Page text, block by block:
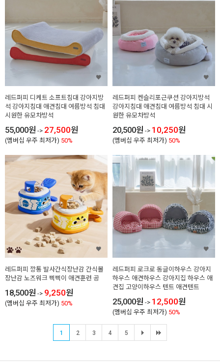
레드퍼피 디케트 소프트침대 강아지방
석 강아지침대 애견침대 여름방석 침대
시원한 유모차방석
55,000원 -> 27,500원
(멤버십 우주 최저가) 50%
레드퍼피 켄슬리포근쿠션 강아지방석
강아지침대 애견침대 여름방석 침대 시
원한 유모차방석
20,500원 -> 10,250원
(멤버십 우주 최저가) 50%
레드퍼피 깡통 발사간식장난감 간식볼
장난감 노즈워크 삑삑이 애견훈련 공
18,500원 -> 9,250원
(멤버십 우주 최저가) 50%
레드퍼피 로크로 동글이하우스 강아지
하우스 애견하우스 강아지집 하우스 애
견집 고양이하우스 텐트 애견텐트
25,000원 -> 12,500원
(멤버십 우주 최저가) 50%
1 2 3 4 5